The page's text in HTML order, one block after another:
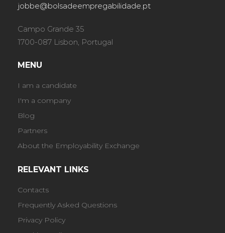
jobbe@bolsadeempregabilidade.pt
Campo Grande 35
1700-087 Lisbon, Portugal
MENU
I am a candidate
I'm a company
Blog
Partners
About the Employability Exchange
RELEVANT LINKS
Contacts
Frequently Asked Questions
Privacy Policy